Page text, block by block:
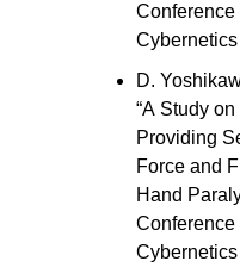
Conference
Cybernetics
D.
“A Study
Providing
Force and
Hand
Conference
Cybernetics